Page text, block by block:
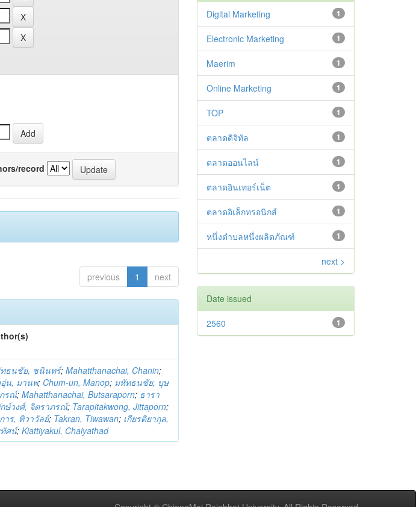
record
previous 1 next
ธนชัย, ชนินทร์;Mahatthanachai, Chanin;
น, มานพ; Chum-un, Manop; มหัทธนชัย, บุษ
รณ์;Mahatthanachai, Butsaraporn; ธารา
ษ์วงศ์, จิตราภรณ์; Tarapitakwong, Jittaporn;
าร, ทิวาวัลย์; Takran, Tiwawan; เกียรติยากุล,
ศน์;Kiattiyakul, Chaiyathad
1
Digital Marketing
1
Electronic Marketing
1
Maerim
1
Online Marketing
1
TOP
1
ตลาดดิจิทัล
1
ตลาดออนไลน์
1
ตลาดอินเทอร์เน็ต
1
ตลาดอิเล็กทรอนิกส์
1
หนึ่งตำบลหนึ่งผลิตภัณฑ์
next >
Date issued
1
2560